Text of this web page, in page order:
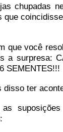
chupadas
que
que você
a surpresa:
SEMENTES!!!
disso ter
as